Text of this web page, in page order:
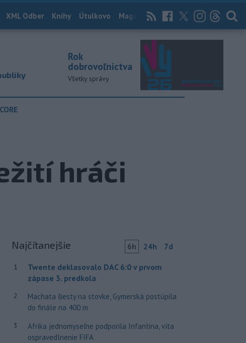
XML Odber Knihy Útulkovo Magazín News Now Archív
Rok
dobrovoľníctva
Všetky správy
hráči
Najčítanejšie 6h 24h 7d
1
Twente deklasovalo DAC 6:0 v prvom
zápase 3. predkola
2
Machata šiesty na stovke, Gymerská postúpila
do finále na 400 m
3
Afrika jednomyseľne podporila Infantina, víta
ospravedlnenie FIFA